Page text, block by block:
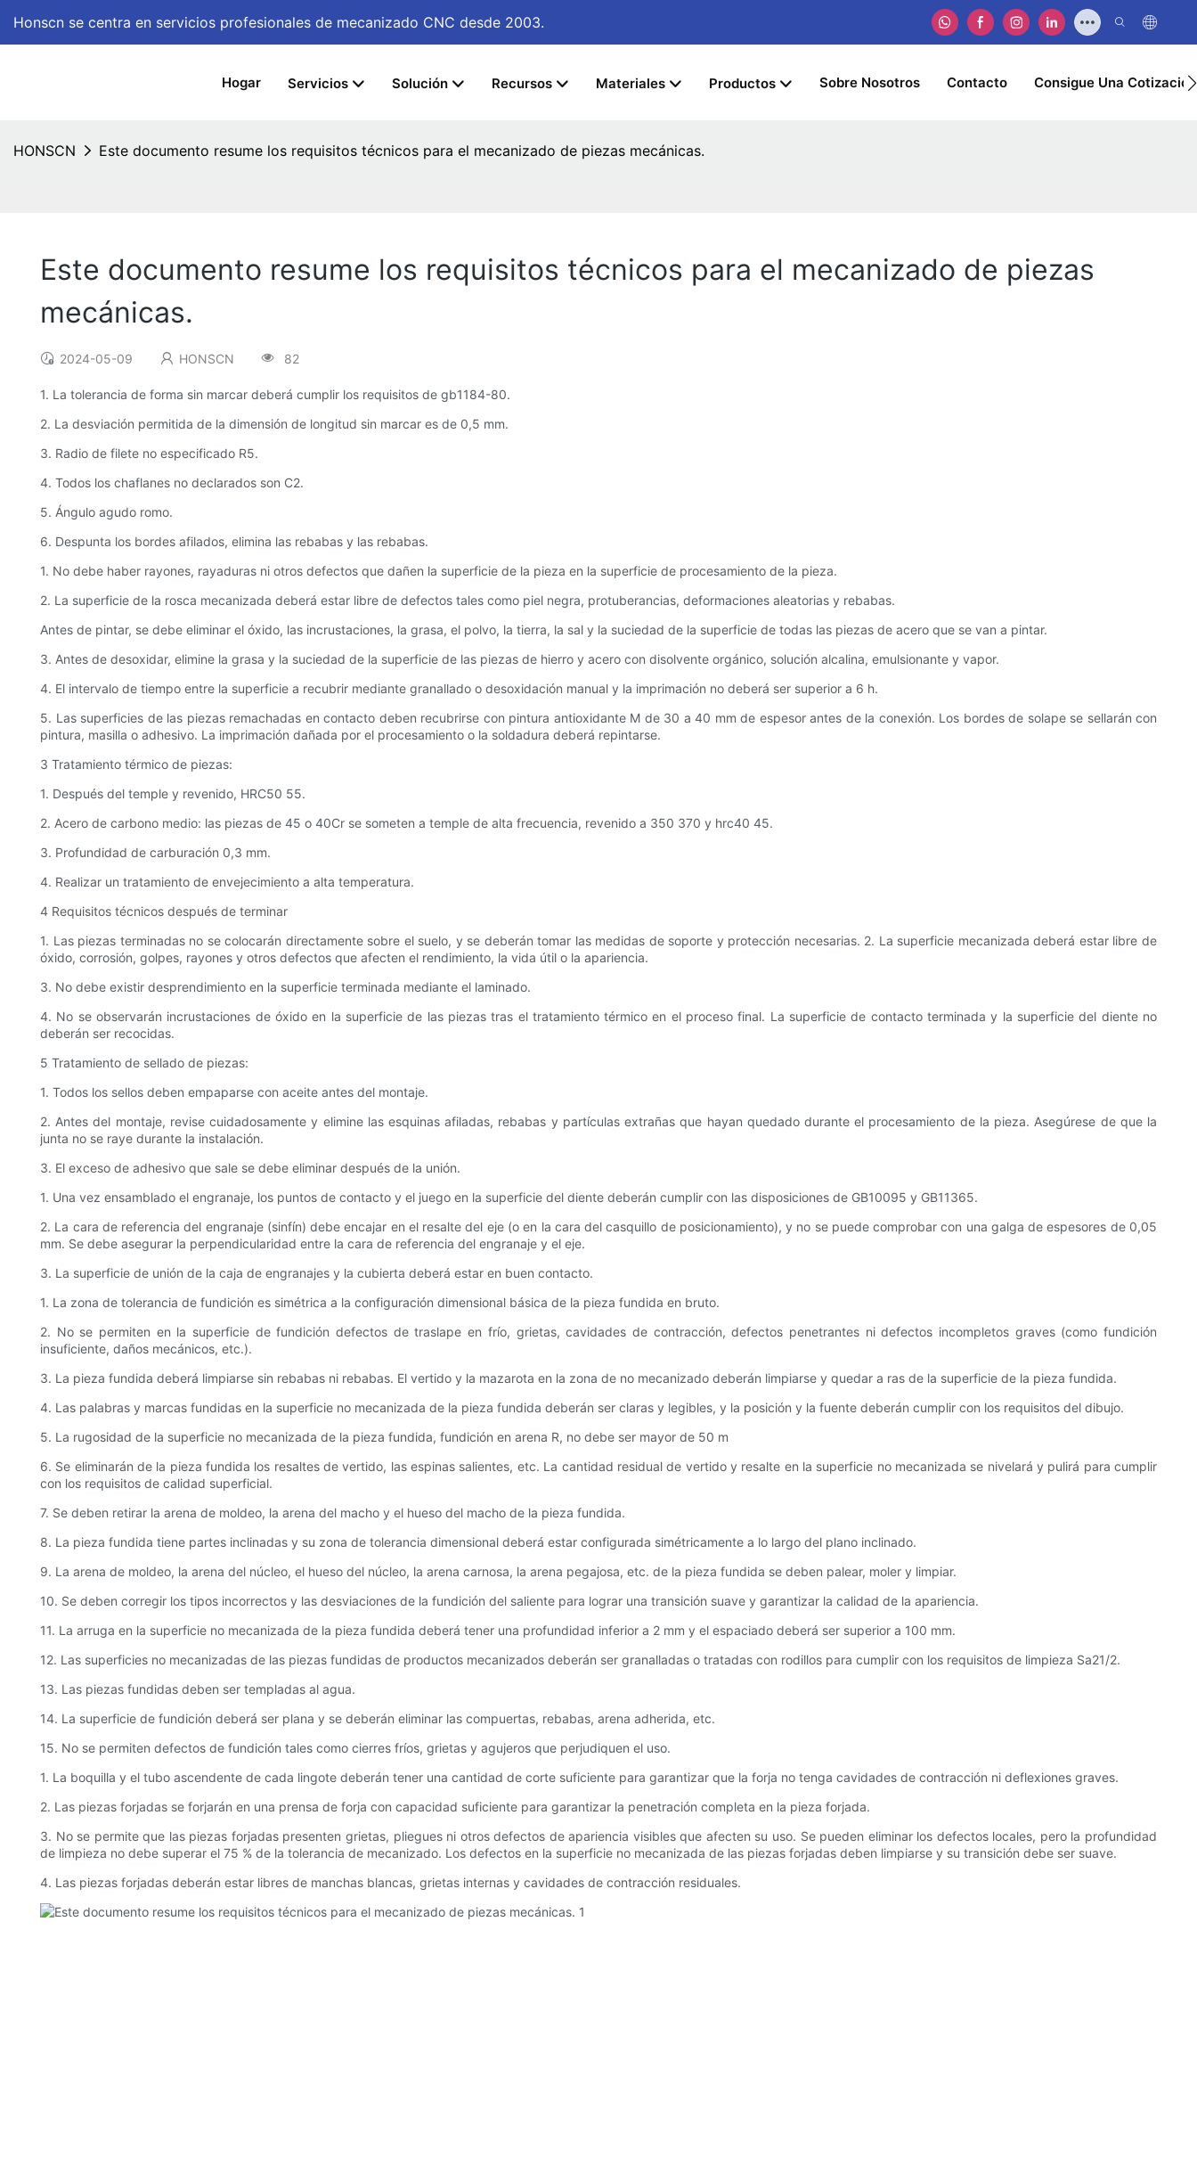
Honscn se centra en servicios profesionales de mecanizado CNC desde 2003.
Hogar Servicios Solución Recursos Materiales Productos Sobre Nosotros Contacto Consigue Una Cotización
HONSCN Este documento resume los requisitos técnicos para el mecanizado de piezas mecánicas.
Este documento resume los requisitos técnicos para el mecanizado de piezas
mecánicas.
2024-05-09 HONSCN 82
1. La tolerancia de forma sin marcar deberá cumplir los requisitos de gb1184-80.
2. La desviación permitida de la dimensión de longitud sin marcar es de 0,5 mm.
3. Radio de filete no especificado R5.
4. Todos los chaflanes no declarados son C2.
5. Ángulo agudo romo.
6. Despunta los bordes afilados, elimina las rebabas y las rebabas.
1. No debe haber rayones, rayaduras ni otros defectos que dañen la superficie de la pieza en la superficie de procesamiento de la pieza.
2. La superficie de la rosca mecanizada deberá estar libre de defectos tales como piel negra, protuberancias, deformaciones aleatorias y rebabas.
Antes de pintar, se debe eliminar el óxido, las incrustaciones, la grasa, el polvo, la tierra, la sal y la suciedad de la superficie de todas las piezas de acero que se van a pintar.
3. Antes de desoxidar, elimine la grasa y la suciedad de la superficie de las piezas de hierro y acero con disolvente orgánico, solución alcalina, emulsionante y vapor.
4. El intervalo de tiempo entre la superficie a recubrir mediante granallado o desoxidación manual y la imprimación no deberá ser superior a 6 h.
5. Las superficies de las piezas remachadas en contacto deben recubrirse con pintura antioxidante M de 30 a 40 mm de espesor antes de la conexión. Los bordes de solape se sellarán con
pintura, masilla o adhesivo. La imprimación dañada por el procesamiento o la soldadura deberá repintarse.
3 Tratamiento térmico de piezas:
1. Después del temple y revenido, HRC50 55.
2. Acero de carbono medio: las piezas de 45 o 40Cr se someten a temple de alta frecuencia, revenido a 350 370 y hrc40 45.
3. Profundidad de carburación 0,3 mm.
4. Realizar un tratamiento de envejecimiento a alta temperatura.
4 Requisitos técnicos después de terminar
1. Las piezas terminadas no se colocarán directamente sobre el suelo, y se deberán tomar las medidas de soporte y protección necesarias. 2. La superficie mecanizada deberá estar libre de
óxido, corrosión, golpes, rayones y otros defectos que afecten el rendimiento, la vida útil o la apariencia.
3. No debe existir desprendimiento en la superficie terminada mediante el laminado.
4. No se observarán incrustaciones de óxido en la superficie de las piezas tras el tratamiento térmico en el proceso final. La superficie de contacto terminada y la superficie del diente no
deberán ser recocidas.
5 Tratamiento de sellado de piezas:
1. Todos los sellos deben empaparse con aceite antes del montaje.
2. Antes del montaje, revise cuidadosamente y elimine las esquinas afiladas, rebabas y partículas extrañas que hayan quedado durante el procesamiento de la pieza. Asegúrese de que la
junta no se raye durante la instalación.
3. El exceso de adhesivo que sale se debe eliminar después de la unión.
1. Una vez ensamblado el engranaje, los puntos de contacto y el juego en la superficie del diente deberán cumplir con las disposiciones de GB10095 y GB11365.
2. La cara de referencia del engranaje (sinfín) debe encajar en el resalte del eje (o en la cara del casquillo de posicionamiento), y no se puede comprobar con una galga de espesores de 0,05
mm. Se debe asegurar la perpendicularidad entre la cara de referencia del engranaje y el eje.
3. La superficie de unión de la caja de engranajes y la cubierta deberá estar en buen contacto.
1. La zona de tolerancia de fundición es simétrica a la configuración dimensional básica de la pieza fundida en bruto.
2. No se permiten en la superficie de fundición defectos de traslape en frío, grietas, cavidades de contracción, defectos penetrantes ni defectos incompletos graves (como fundición
insuficiente, daños mecánicos, etc.).
3. La pieza fundida deberá limpiarse sin rebabas ni rebabas. El vertido y la mazarota en la zona de no mecanizado deberán limpiarse y quedar a ras de la superficie de la pieza fundida.
4. Las palabras y marcas fundidas en la superficie no mecanizada de la pieza fundida deberán ser claras y legibles, y la posición y la fuente deberán cumplir con los requisitos del dibujo.
5. La rugosidad de la superficie no mecanizada de la pieza fundida, fundición en arena R, no debe ser mayor de 50 m
6. Se eliminarán de la pieza fundida los resaltes de vertido, las espinas salientes, etc. La cantidad residual de vertido y resalte en la superficie no mecanizada se nivelará y pulirá para cumplir
con los requisitos de calidad superficial.
7. Se deben retirar la arena de moldeo, la arena del macho y el hueso del macho de la pieza fundida.
8. La pieza fundida tiene partes inclinadas y su zona de tolerancia dimensional deberá estar configurada simétricamente a lo largo del plano inclinado.
9. La arena de moldeo, la arena del núcleo, el hueso del núcleo, la arena carnosa, la arena pegajosa, etc. de la pieza fundida se deben palear, moler y limpiar.
10. Se deben corregir los tipos incorrectos y las desviaciones de la fundición del saliente para lograr una transición suave y garantizar la calidad de la apariencia.
11. La arruga en la superficie no mecanizada de la pieza fundida deberá tener una profundidad inferior a 2 mm y el espaciado deberá ser superior a 100 mm.
12. Las superficies no mecanizadas de las piezas fundidas de productos mecanizados deberán ser granalladas o tratadas con rodillos para cumplir con los requisitos de limpieza Sa21/2.
13. Las piezas fundidas deben ser templadas al agua.
14. La superficie de fundición deberá ser plana y se deberán eliminar las compuertas, rebabas, arena adherida, etc.
15. No se permiten defectos de fundición tales como cierres fríos, grietas y agujeros que perjudiquen el uso.
1. La boquilla y el tubo ascendente de cada lingote deberán tener una cantidad de corte suficiente para garantizar que la forja no tenga cavidades de contracción ni deflexiones graves.
2. Las piezas forjadas se forjarán en una prensa de forja con capacidad suficiente para garantizar la penetración completa en la pieza forjada.
3. No se permite que las piezas forjadas presenten grietas, pliegues ni otros defectos de apariencia visibles que afecten su uso. Se pueden eliminar los defectos locales, pero la profundidad
de limpieza no debe superar el 75 % de la tolerancia de mecanizado. Los defectos en la superficie no mecanizada de las piezas forjadas deben limpiarse y su transición debe ser suave.
4. Las piezas forjadas deberán estar libres de manchas blancas, grietas internas y cavidades de contracción residuales.